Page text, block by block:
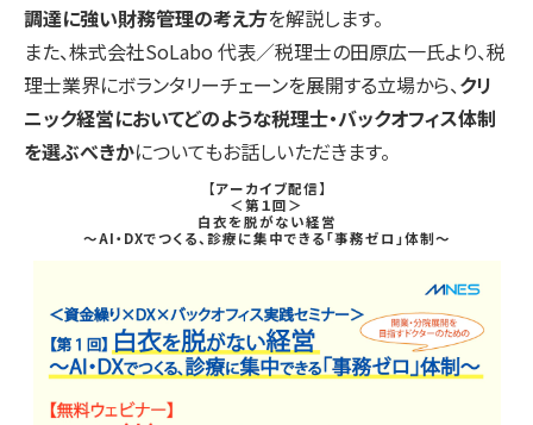
調達に強い財務管理の考え方を解説します。
また、株式会社SoLabo 代表／税理士の田原広一氏より、税
理士業界にボランタリーチェーンを展開する立場から、クリ
ニック経営においてどのような税理士・バックオフィス体制
を選ぶべきかについてもお話しいただきます。
【アーカイブ配信】
＜第１回＞
白衣を脱がない経営
〜AI・DXでつくる、診療に集中できる「事務ゼロ」体制〜